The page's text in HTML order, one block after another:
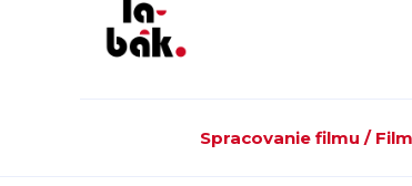
Spracovanie filmu /